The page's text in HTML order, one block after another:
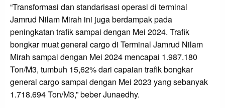
“Transformasi dan standarisasi operasi di terminal
Jamrud Nilam Mirah ini juga berdampak pada
peningkatan trafik sampai dengan Mei 2024. Trafik
bongkar muat general cargo di Terminal Jamrud Nilam
Mirah sampai dengan Mei 2024 mencapai 1.987.180
Ton/M3, tumbuh 15,62% dari capaian trafik bongkar
general cargo sampai dengan Mei 2023 yang sebanyak
1.718.694 Ton/M3,” beber Junaedhy.